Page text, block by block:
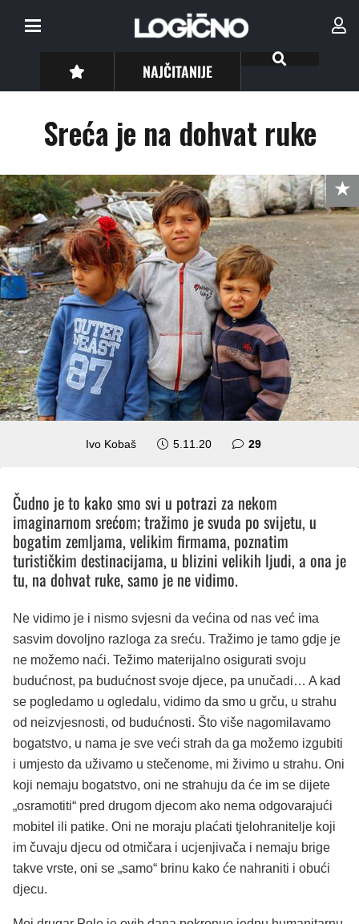
NAJČITANIJE
Sreća je na dohvat ruke
Ivo Kobaš 5.11.20 29komentara
Čudno je to kako smo svi u potrazi za nekom
imaginarnom srećom; tražimo je svuda po svijetu, u
bogatim zemljama, velikim firmama, poznatim
turističkim destinacijama, u blizini velikih ljudi, a ona je
tu, na dohvat ruke, samo je ne vidimo.
Ne vidimo je i nismo svjesni da većina od nas već ima
sasvim dovoljno razloga za sreću. Tražimo je tamo gdje je
ne možemo naći. Težimo materijalno osigurati svoju
budućnost, pa budućnost svoje djece, pa unučadi… A kad
se pogledamo u ogledalu, vidimo da smo u grču, u strahu
od neizvjesnosti, od budućnosti. Što više nagomilavamo
bogatstvo, u nama je sve veći strah da ga možemo izgubiti
i umjesto da uživamo u stečenome, mi živimo u strahu. Oni
koji nemaju bogatstvo, oni ne strahuju da će im se dijete
„osramotiti“ pred drugom djecom ako nema odgovarajući
mobitel ili patike. Oni ne moraju plaćati tjelohranitelje koji
im čuvaju djecu od otmičara i ucjenjivača i nemaju brige
takve vrste, oni se „samo“ brinu kako će nahraniti i obući
djecu.